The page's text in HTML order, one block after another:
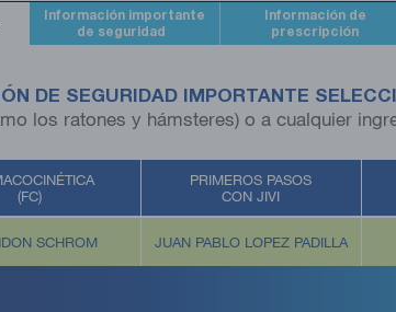
Información importante
de seguridad
Información de
prescripción
DE SEGURIDAD IMPORTANTE
los ratones y hámsteres) o a cualquier
(FC)
PRIMEROS PASOS
CON JIVI
SCHROM JUAN PABLO LOPEZ PADILLA